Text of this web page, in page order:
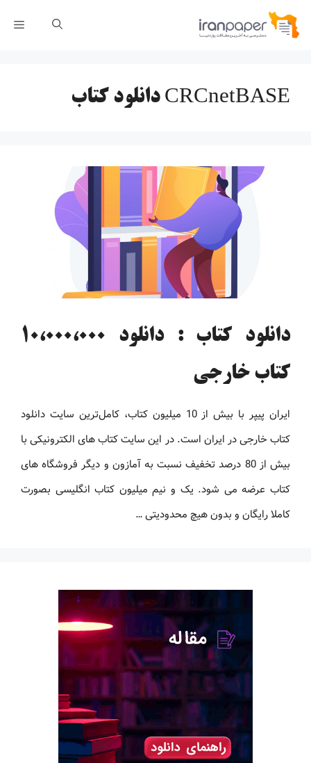
پرش
CRCnetBASE دانلود کتاب
دانلود کتاب : دانلود 10،000،000
کتاب خارجی
ایران پیپر با بیش از 10 میلیون کتاب، کامل‌ترین سایت دانلود
کتاب خارجی در ایران است. در این سایت کتاب های الکترونیکی با
بیش از 80 درصد تخفیف نسبت به آمازون و دیگر فروشگاه های
کتاب عرضه می شود. یک و نیم میلیون کتاب انگلیسی بصورت
کاملا رایگان و بدون هیچ محدودیتی …